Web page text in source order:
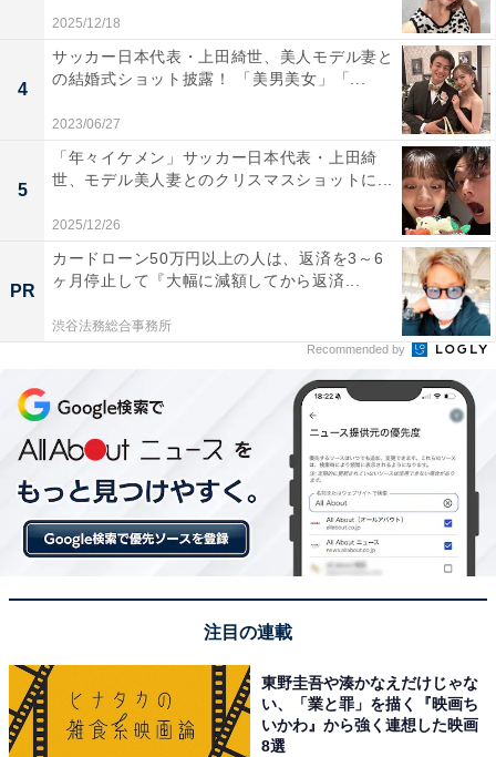
2025/12/18
4
サッカー日本代表・上田綺世、美人モデル妻と
の結婚式ショット披露！ 「美男美女」「...
2023/06/27
5
「年々イケメン」サッカー日本代表・上田綺
世、モデル美人妻とのクリスマスショットに...
2025/12/26
PR
カードローン50万円以上の人は、返済を3～6
ヶ月停止して『大幅に減額してから返済...
渋谷法務総合事務所
Recommended by
注目の連載
東野圭吾や湊かなえだけじゃな
い、「業と罪」を描く『映画ち
いかわ』から強く連想した映画
8選